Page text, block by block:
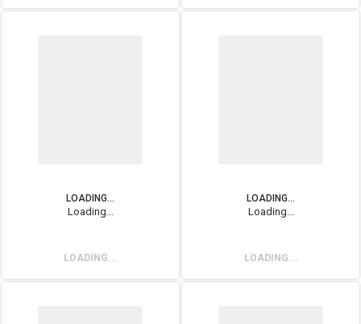
LOADING...
Loading...
LOADING...
LOADING...
Loading...
LOADING...